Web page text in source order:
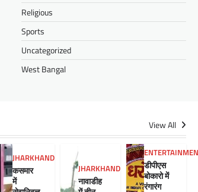
Religious
Sports
Uncategorized
West Bangal
View All
JHARKHAND
कसमार
में
JHARKHAND
नावाडीह
डीपीएस
बोकारो में
रंगारंग